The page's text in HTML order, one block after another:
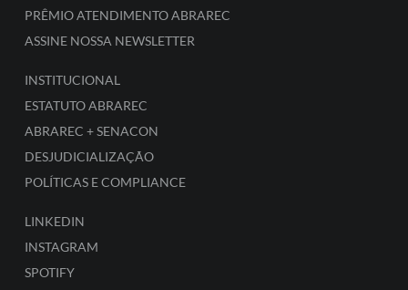
PRÊMIO ATENDIMENTO ABRAREC
ASSINE NOSSA NEWSLETTER
INSTITUCIONAL
ESTATUTO ABRAREC
ABRAREC + SENACON
DESJUDICIALIZAÇÃO
POLÍTICAS E COMPLIANCE
LINKEDIN
INSTAGRAM
SPOTIFY